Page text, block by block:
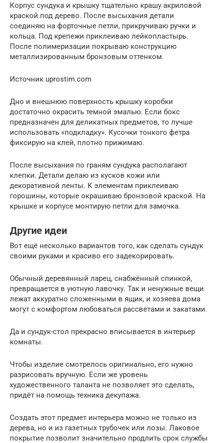
Корпус сундука и крышку тщательно крашу акриловой
краской под дерево. После высыхания детали
соединяю на форточные петли, прикручиваю ручки и
кольца. Под крепежи приклеиваю лейкопластырь.
После полимеризации покрываю конструкцию
металлизированным бронзовым оттенком.
Источник uprostim.com
Дно и внешнюю поверхность крышку коробки
достаточно окрасить темной эмалью. Если бокс
предназначен для деликатных предметов, то лучше
использовать «подкладку». Кусочки тонкого фетра
фиксирую на клей, плотно прижимаю.
После высыхания по граням сундука располагают
клепки. Детали делаю из кусков кожи или
декоративной ленты. К элементам приклеиваю
горошины, которые окрашиваю бронзовой краской. На
крышке и корпусе монтирую петли для замочка.
Другие идеи
Вот ещё несколько вариантов того, как сделать сундук
своими руками и красиво его задекорировать.
Обычный деревянный ларец, снабжённый спинкой,
превращается в уютную лавочку. Так и ненужные вещи
лежат аккуратно сложенными в ящик, и хозяева дома
могут с комфортом любоваться рассветами и закатами.
Да и сундук-стол прекрасно вписывается в интерьер
комнаты.
Чтобы изделие смотрелось оригинально, его нужно
разрисовать вручную. Если же уровень
художественного таланта не позволяет это сделать,
придёт на помощь техника декупажа.
Создать этот предмет интерьера можно не только из
дерева, но и из газетных трубочек или лозы. Лаковое
покрытие позволит значительно продлить срок службы